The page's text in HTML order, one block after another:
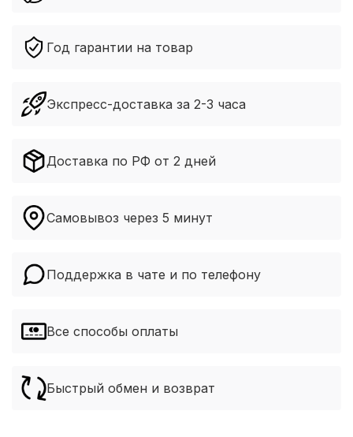
Год гарантии на товар
Экспресс-доставка за 2-3 часа
Доставка по РФ от 2 дней
Самовывоз через 5 минут
Поддержка в чате и по телефону
Все способы оплаты
Быстрый обмен и возврат